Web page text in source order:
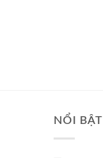
NỔI BẬT